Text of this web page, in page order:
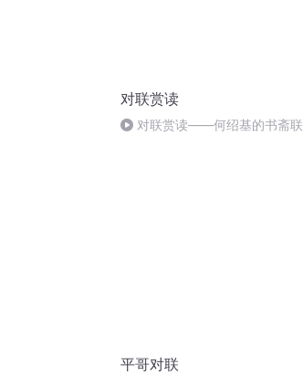
对联赏读
对联赏读——何绍基的书斋联
平哥对联